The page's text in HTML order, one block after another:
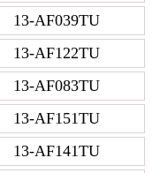
13-AF039TU
13-AF122TU
13-AF083TU
13-AF151TU
13-AF141TU